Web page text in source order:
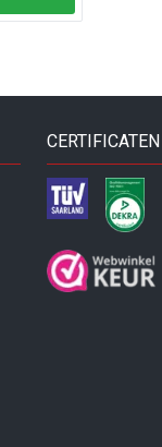
CERTIFICATEN